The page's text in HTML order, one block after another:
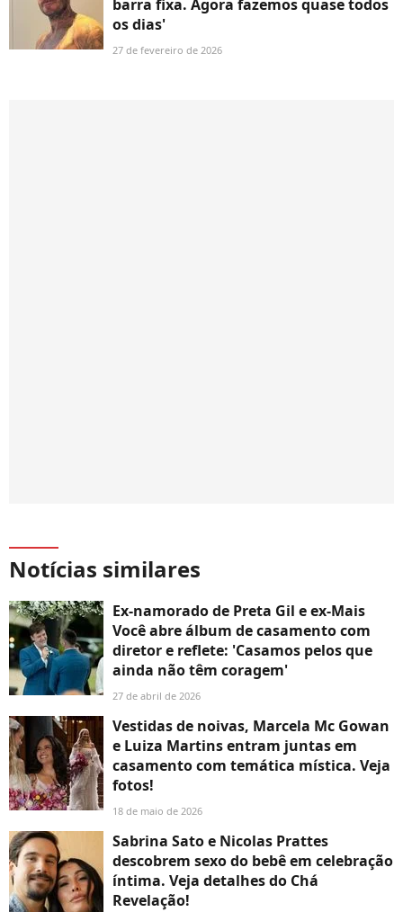
barra fixa. Agora fazemos quase todos
os dias'
27 de fevereiro de 2026
Notícias similares
Ex-namorado de Preta Gil e ex-Mais
Você abre álbum de casamento com
diretor e reflete: 'Casamos pelos que
ainda não têm coragem'
27 de abril de 2026
Vestidas de noivas, Marcela Mc Gowan
e Luiza Martins entram juntas em
casamento com temática mística. Veja
fotos!
18 de maio de 2026
Sabrina Sato e Nicolas Prattes
descobrem sexo do bebê em celebração
íntima. Veja detalhes do Chá
Revelação!